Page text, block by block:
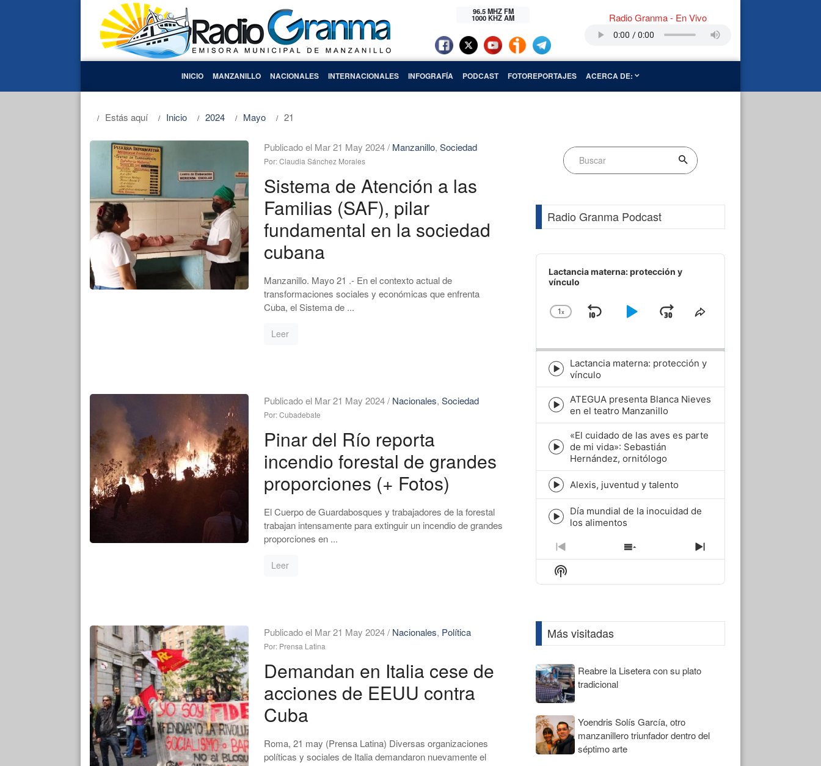
96.5 MHZ FM
1000 KHZ AM Radio Granma - En Vivo
INICIO MANZANILLO NACIONALES INTERNACIONALES INFOGRAFÍA PODCAST FOTOREPORTAJES ACERCA DE:
Estás aquí Inicio 2024 Mayo 21
Publicado el Mar 21 May 2024/ Manzanillo, Sociedad
Por: Claudia Sánchez Morales
Sistema de Atención a las
Familias (SAF), pilar
fundamental en la sociedad
cubana
Manzanillo. Mayo 21 .- En el contexto actual de
transformaciones sociales y económicas que enfrenta
Cuba, el Sistema de ...
Leer
Publicado el Mar 21 May 2024/ Nacionales, Sociedad
Por: Cubadebate
Pinar del Río reporta
incendio forestal de grandes
proporciones (+ Fotos)
El Cuerpo de Guardabosques y trabajadores de la forestal
trabajan intensamente para extinguir un incendio de grandes
proporciones en ...
Leer
Publicado el Mar 21 May 2024/ Nacionales, Política
Por: Prensa Latina
Demandan en Italia cese de
acciones de EEUU contra
Cuba
Roma, 21 may (Prensa Latina) Diversas organizaciones
políticas y sociales de Italia demandaron nuevamente el
Radio Granma Podcast
Audio
Player
Lactancia materna: protección y
vínculo
Change
1x
SkipPlayJumpShare
Episode
play
icon
Lactancia materna: protección y
vínculo
Episode
play
icon
ATEGUA presenta Blanca Nieves
en el teatro Manzanillo
Episode
play
icon
«El cuidado de las aves es parte
de mi vida»: Sebastián
Hernández, ornitólogo
Episode
play
icon
Alexis, juventud y talento
Episode
icon
Día mundial de la inocuidad de
los alimentos
Previous
Episode
Show
Episodes
Next
Episode
Show
Podcast
Más visitadas
Reabre la Lisetera con su plato
tradicional
Yoendris Solís García, otro
manzanillero triunfador dentro del
séptimo arte